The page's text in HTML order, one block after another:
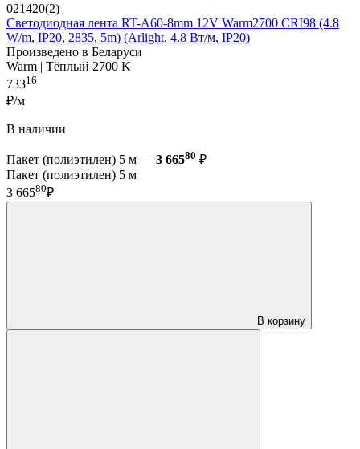
021420(2)
Светодиодная лента RT-A60-8mm 12V Warm2700 CRI98 (4.8
W/m, IP20, 2835, 5m) (Arlight, 4.8 Вт/м, IP20)
Произведено в Беларуси
Warm | Тёплый 2700 K
73316
₽/м
В наличии
Пакет (полиэтилен) 5 м — 3 66580 ₽
Пакет (полиэтилен) 5 м
3 66580₽
В корзину